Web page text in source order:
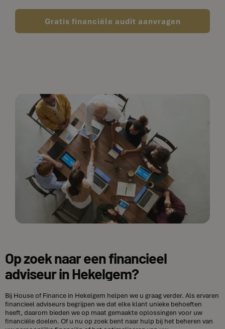
Gratis financiële audit aanvragen
Op zoek naar een financieel
adviseur in Hekelgem?
Bij House of Finance in Hekelgem helpen we u graag verder. Als ervaren
financieel adviseurs begrijpen we dat elke klant unieke behoeften
heeft, daarom bieden we op maat gemaakte oplossingen voor uw
financiële doelen. Of u nu op zoek bent naar hulp bij het beheren van